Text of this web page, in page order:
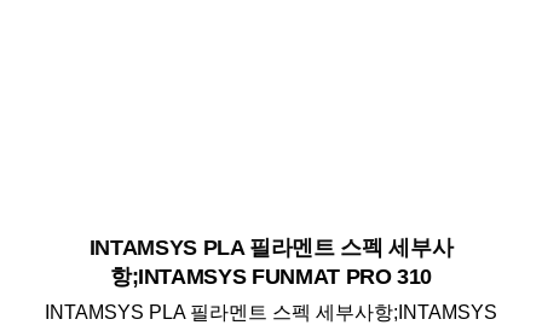
INTAMSYS PLA 필라멘트 스펙 세부사
항;INTAMSYS FUNMAT PRO 310
INTAMSYS PLA 필라멘트 스펙 세부사항;INTAMSYS